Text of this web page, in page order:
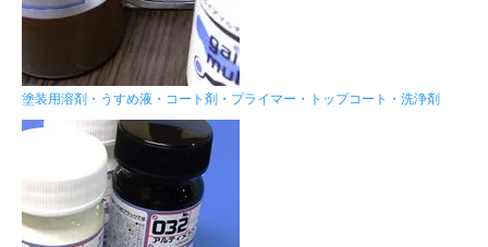
塗装用溶剤・うすめ液・コート剤・プライマー・トップコート・洗浄剤